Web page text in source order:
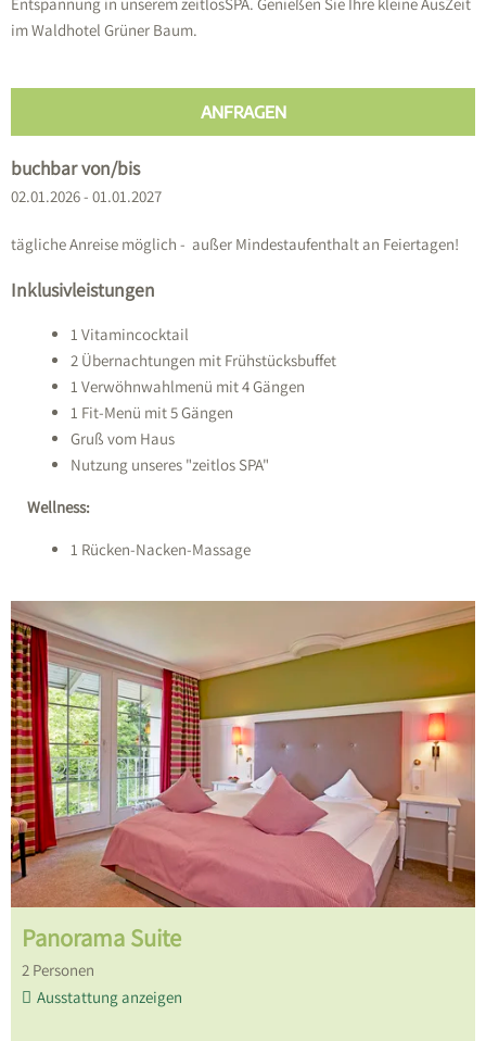
im Waldhotel Grüner Baum.
ANFRAGEN
buchbar von/bis
02.01.2026 - 01.01.2027
tägliche Anreise möglich - außer Mindestaufenthalt an Feiertagen!
Inklusivleistungen
1 Vitamincocktail
2 Übernachtungen mit Frühstücksbuffet
1 Verwöhnwahlmenü mit 4 Gängen
1 Fit-Menü mit 5 Gängen
Gruß vom Haus
Nutzung unseres "zeitlos SPA"
Wellness:
1 Rücken-Nacken-Massage
Panorama Suite
2 Personen
Ausstattung anzeigen